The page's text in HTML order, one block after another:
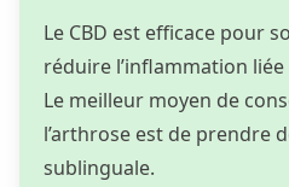
Le CBD est efficace pour
réduire l’inflammation liée
Le meilleur moyen de
l’arthrose est de prendre
sublinguale.